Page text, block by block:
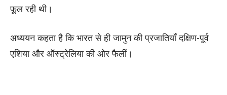
फूल रही थी।
अध्ययन कहता है कि भारत से ही जामुन की प्रजातियाँ दक्षिण-पूर्व
एशिया और ऑस्ट्रेलिया की ओर फैलीं।